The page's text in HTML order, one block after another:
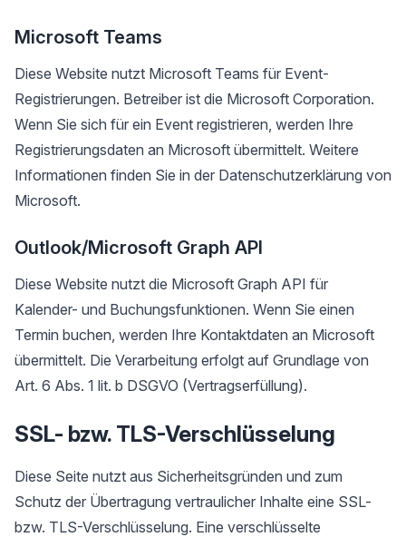
Microsoft Teams
Diese Website nutzt Microsoft Teams für Event-
Registrierungen. Betreiber ist die Microsoft Corporation.
Wenn Sie sich für ein Event registrieren, werden Ihre
Registrierungsdaten an Microsoft übermittelt. Weitere
Informationen finden Sie in der Datenschutzerklärung von
Microsoft.
Outlook/Microsoft Graph API
Diese Website nutzt die Microsoft Graph API für
Kalender- und Buchungsfunktionen. Wenn Sie einen
Termin buchen, werden Ihre Kontaktdaten an Microsoft
übermittelt. Die Verarbeitung erfolgt auf Grundlage von
Art. 6 Abs. 1 lit. b DSGVO (Vertragserfüllung).
SSL- bzw. TLS-Verschlüsselung
Diese Seite nutzt aus Sicherheitsgründen und zum
Schutz der Übertragung vertraulicher Inhalte eine SSL-
bzw. TLS-Verschlüsselung. Eine verschlüsselte